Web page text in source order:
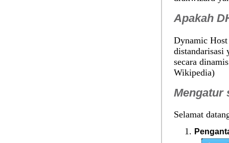
Apakah
Dynamic
distandarisasi
secara
Wikipedia)
Mengatur
Selamat